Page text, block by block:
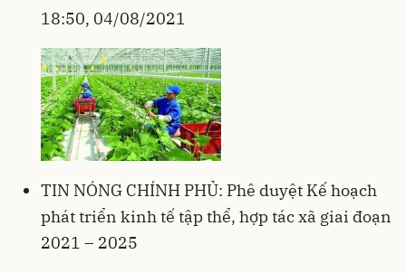
18:50, 04/08/2021
TIN NÓNG CHÍNH PHỦ: Phê duyệt Kế hoạch
phát triển kinh tế tập thể, hợp tác xã giai đoạn
2021 – 2025